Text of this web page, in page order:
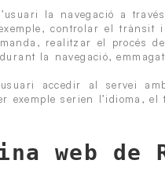
la navegació a
controlar el trànsit
realitzar el procés
la navegació,
accedir al servei
serien l’idioma,
web de